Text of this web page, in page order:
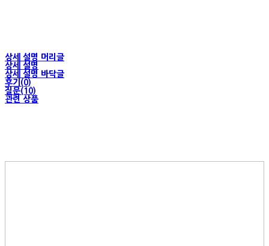
상세 설명 머리글
상세 설명
상세 설명 바닥글
후기(0)
질문(10)
관련 상품